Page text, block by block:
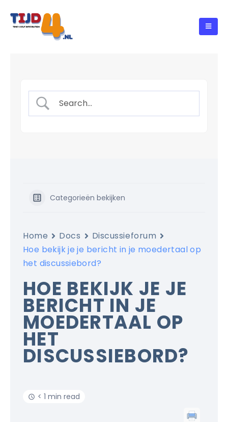
Categorieën bekijken
Home Docs
Discussieforum
Hoe bekijk je je bericht in je moedertaal op
het discussiebord?
HOE BEKIJK JE JE
BERICHT IN JE
MOEDERTAAL OP
HET
DISCUSSIEBORD?
< 1 min read